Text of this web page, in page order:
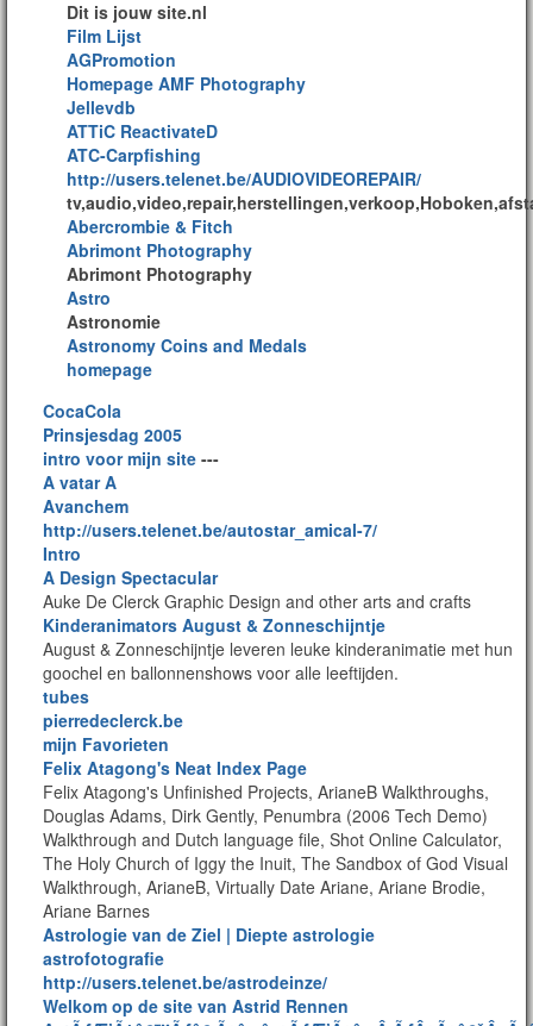
Dit is jouw site.nl
Film Lijst
AGPromotion
Homepage AMF Photography
Jellevdb
ATTiC ReactivateD
ATC-Carpfishing
http://users.telenet.be/AUDIOVIDEOREPAIR/
Abercrombie & Fitch
Abrimont Photography
Abrimont Photography
Astro
Astronomie
Astronomy Coins and Medals
homepage
CocaCola
Prinsjesdag 2005
intro voor mijn site ---
A vatar A
Avanchem
http://users.telenet.be/autostar_amical-7/
Intro
A Design Spectacular
Auke De Clerck Graphic Design and other arts and crafts
Kinderanimators August & Zonneschijntje
August & Zonneschijntje leveren leuke kinderanimatie met hun
goochel en ballonnenshows voor alle leeftijden.
tubes
pierredeclerck.be
mijn Favorieten
Felix Atagong's Neat Index Page
Felix Atagong's Unfinished Projects, ArianeB Walkthroughs,
Douglas Adams, Dirk Gently, Penumbra (2006 Tech Demo)
Walkthrough and Dutch language file, Shot Online Calculator,
The Holy Church of Iggy the Inuit, The Sandbox of God Visual
Walkthrough, ArianeB, Virtually Date Ariane, Ariane Brodie,
Ariane Barnes
Astrologie van de Ziel | Diepte astrologie
astrofotografie
http://users.telenet.be/astrodeinze/
Welkom op de site van Astrid Rennen